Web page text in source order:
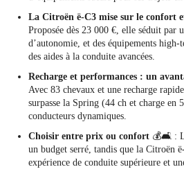
La Citroën ë-C3 mise sur le confort
Proposée dès 23 000 €, elle séduit
d’autonomie, et des équipements
des aides à la conduite avancées.
Recharge et performances : un
Avec 83 chevaux et une recharge
surpasse la Spring (44 ch et charge en
conducteurs dynamiques.
Choisir entre prix ou confort 💰🛋️ :
un budget serré, tandis que la Citroën
expérience de conduite supérieure et